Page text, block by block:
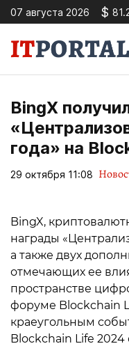
07 августа 2026 $
BingX
года» на
29 октября 11:08
BingX,
награды
а также двух
отмечающих ее
пространстве
форуме Blockchain
краеугольным
Blockchain Life